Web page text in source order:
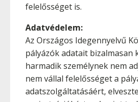
felelősséget is.
Adatvédelem:
Az Országos Idegennyelvű
pályázók adatait bizalmasan
harmadik személynek nem
nem vállal felelősséget a
adatszolgáltatásáért,